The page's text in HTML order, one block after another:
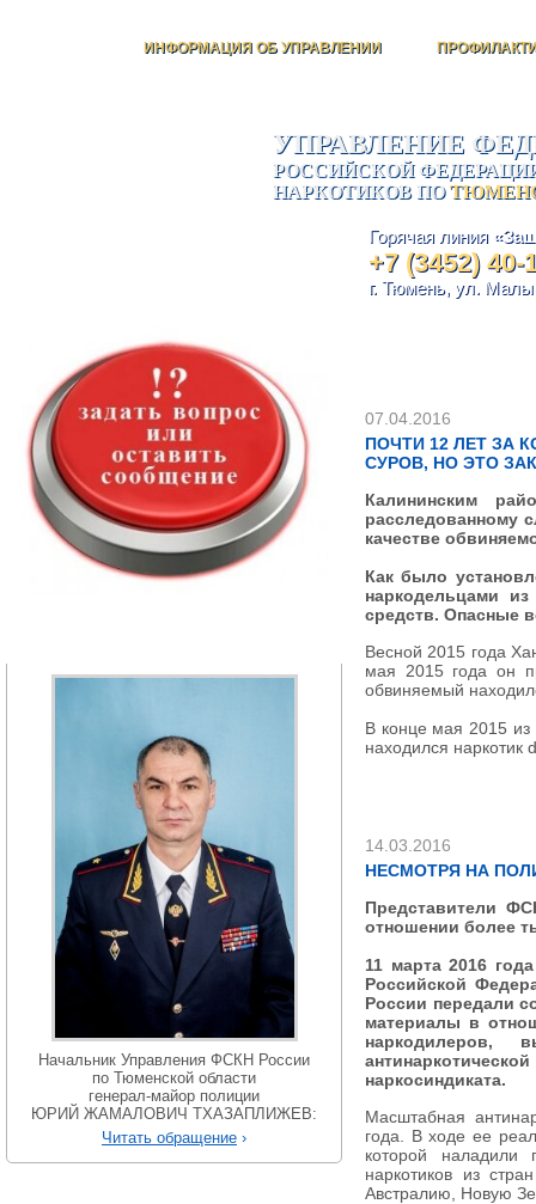
ИНФОРМАЦИЯ ОБ УПРАВЛЕНИИ
УПРАВЛЕНИЕ
РОССИЙСКОЙ
НАРКОТИКОВ ПО
Горячая линия
+7 (3452) 40-
г. Тюмень, ул.
07.04.2016
ПОЧТИ 12 ЛЕТ ЗА
СУРОВ, НО ЭТО
Калининским
расследованному
качестве
Как было
наркодельцами
средств. Опасные
Весной 2015 года
мая 2015 года он
обвиняемый
В конце мая 2015 из
находился наркотик
14.03.2016
НЕСМОТРЯ НА
Представители
отношении более
11 марта 2016
Российской
России передали
материалы в
наркодилеров,
наркосиндиката.
Масштабная
года. В ходе ее
которой наладили
наркотиков из
Австралию, Новую
Начальник Управления ФСКН России
по Тюменской области
генерал-майор полиции
ЮРИЙ ЖАМАЛОВИЧ ТХАЗАПЛИЖЕВ:
Читать обращение ›